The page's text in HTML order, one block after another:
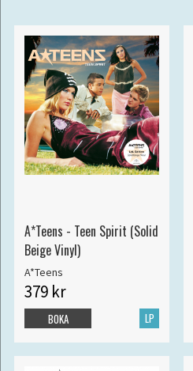
A*Teens - Teen Spirit (Solid
Beige Vinyl)
A*Teens
379 kr
LP
BOKA